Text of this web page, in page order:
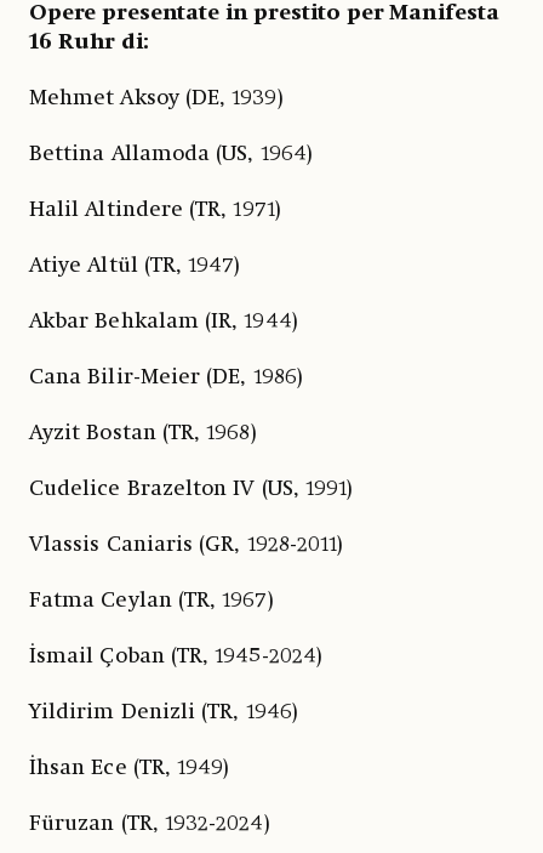
Opere presentate in prestito per Manifesta
16 Ruhr di:
Mehmet Aksoy (DE, 1939)
Bettina Allamoda (US, 1964)
Halil Altindere (TR, 1971)
Atiye Altül (TR, 1947)
Akbar Behkalam (IR, 1944)
Cana Bilir-Meier (DE, 1986)
Ayzit Bostan (TR, 1968)
Cudelice Brazelton IV (US, 1991)
Vlassis Caniaris (GR, 1928-2011)
Fatma Ceylan (TR, 1967)
İsmail Çoban (TR, 1945-2024)
Yildirim Denizli (TR, 1946)
İhsan Ece (TR, 1949)
Füruzan (TR, 1932-2024)